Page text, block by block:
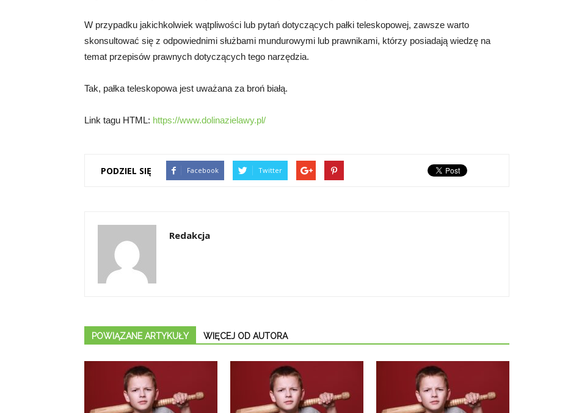
W przypadku jakichkolwiek wątpliwości lub pytań dotyczących pałki teleskopowej, zawsze warto
skonsultować się z odpowiednimi służbami mundurowymi lub prawnikami, którzy posiadają wiedzę na
temat przepisów prawnych dotyczących tego narzędzia.
Tak, pałka teleskopowa jest uważana za broń białą.
Link tagu HTML: https://www.dolinazielawy.pl/
PODZIEL SIĘ Facebook Twitter
Redakcja
POWIĄZANE ARTYKUŁY WIĘCEJ OD AUTORA